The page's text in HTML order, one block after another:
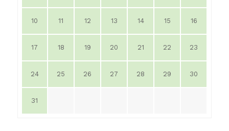
10 11 12 13 14 15 16
17 18 19 20 21 22 23
24 25 26 27 28 29 30
31